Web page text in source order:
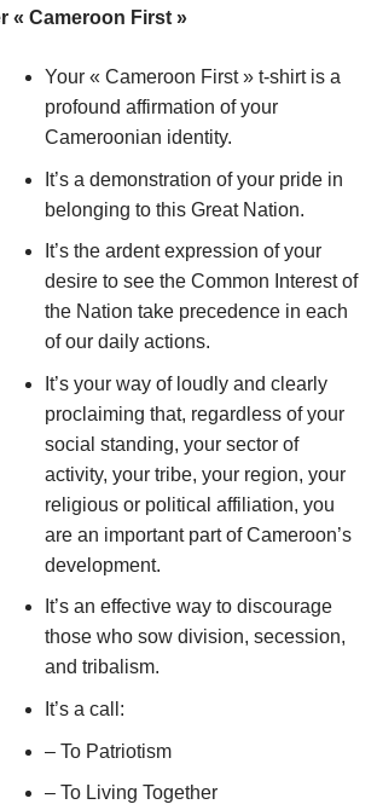
« Cameroon First »
Your « Cameroon First » t-shirt is a
profound affirmation of your
Cameroonian identity.
It’s a demonstration of your pride in
belonging to this Great Nation.
It’s the ardent expression of your
desire to see the Common Interest of
the Nation take precedence in each
of our daily actions.
It’s your way of loudly and clearly
proclaiming that, regardless of your
social standing, your sector of
activity, your tribe, your region, your
religious or political affiliation, you
are an important part of Cameroon’s
development.
It’s an effective way to discourage
those who sow division, secession,
and tribalism.
It’s a call:
– To Patriotism
– To Living Together